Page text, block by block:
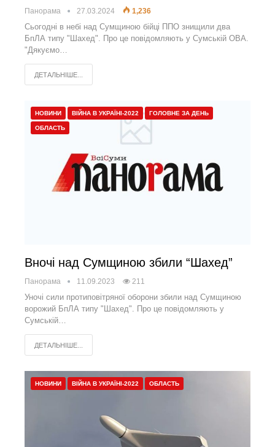
Панорама 27.03.2024 1,236
Сьогодні в небі над Сумщиною бійці ППО знищили два
БпЛА типу "Шахед". Про це повідомляють у Сумській ОВА.
"Дякуємо…
ДЕТАЛЬНІШЕ...
НОВИНИ ВІЙНА В УКРАЇНІ-2022 ГОЛОВНЕ ЗА ДЕНЬ
ОБЛАСТЬ
Вночі над Сумщиною збили “Шахед”
Панорама 11.09.2023 211
Уночі сили протиповітряної оборони збили над Сумщиною
ворожий БпЛА типу "Шахед". Про це повідомляють у
Сумській…
ДЕТАЛЬНІШЕ...
НОВИНИ ВІЙНА В УКРАЇНІ-2022 ОБЛАСТЬ